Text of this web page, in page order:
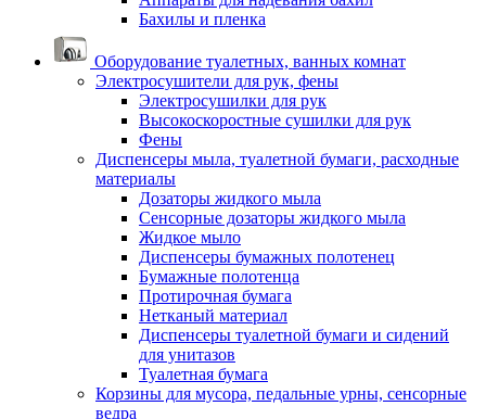
Бахилы и пленка
Оборудование туалетных, ванных комнат
Электросушители для рук, фены
Электросушилки для рук
Высокоскоростные сушилки для рук
Фены
Диспенсеры мыла, туалетной бумаги, расходные
материалы
Дозаторы жидкого мыла
Сенсорные дозаторы жидкого мыла
Жидкое мыло
Диспенсеры бумажных полотенец
Бумажные полотенца
Протирочная бумага
Нетканый материал
Диспенсеры туалетной бумаги и сидений
для унитазов
Туалетная бумага
Корзины для мусора, педальные урны, сенсорные
ведра